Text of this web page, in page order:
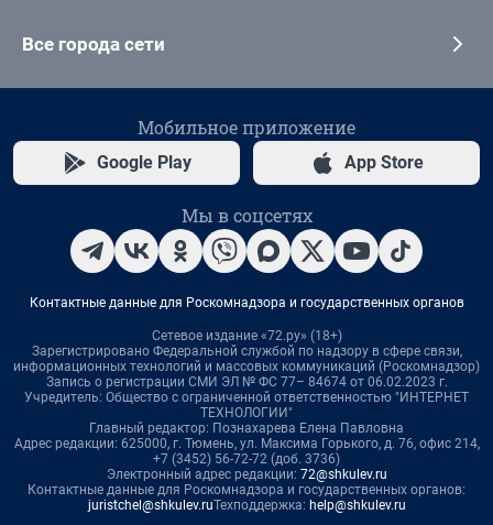
Все города сети
Мобильное приложение
Google Play App Store
Мы в соцсетях
Контактные данные для Роскомнадзора и государственных органов
Сетевое издание «72.ру» (18+)
Зарегистрировано Федеральной службой по надзору в сфере связи,
информационных технологий и массовых коммуникаций (Роскомнадзор)
Запись о регистрации СМИ ЭЛ № ФС 77– 84674 от 06.02.2023 г.
Учредитель: Общество с ограниченной ответственностью "ИНТЕРНЕТ
ТЕХНОЛОГИИ"
Главный редактор: Познахарева Елена Павловна
Адрес редакции: 625000, г. Тюмень, ул. Максима Горького, д. 76, офис 214,
+7 (3452) 56-72-72 (доб. 3736)
Электронный адрес редакции: 72@shkulev.ru
Контактные данные для Роскомнадзора и государственных органов:
juristchel@shkulev.ruТехподдержка: help@shkulev.ru